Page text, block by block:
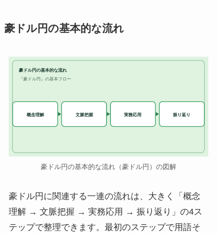
豪ドル円の基本的な流れ
豪ドル円の基本的な流れ
『豪ドル円』の基本フロー
概念理解 文脈把握 実務応用 振り返り
豪ドル円の基本的な流れ（豪ドル円）の図解
豪ドル円に関連する一連の流れは、大きく「概念
理解 → 文脈把握 → 実務応用 → 振り返り」の4ス
テップで整理できます。最初のステップで用語そ